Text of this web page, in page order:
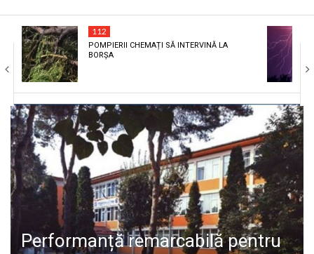
CULTURA
ECONOMIE
SANATATE
SPORT
SPECIAL
POLITIC
112
POMPIERII CHEMAȚI SĂ INTERVINĂ LA
BORȘA
Performanță remarcabilă pentru